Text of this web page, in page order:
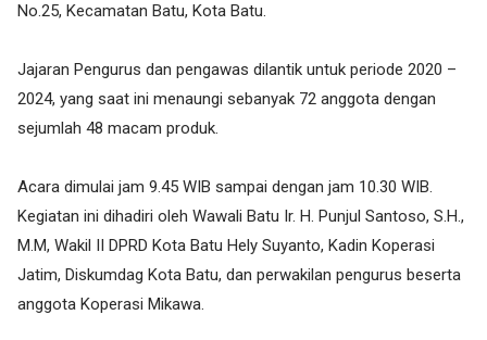
No.25, Kecamatan Batu, Kota Batu.
Jajaran Pengurus dan pengawas dilantik untuk periode 2020 –
2024, yang saat ini menaungi sebanyak 72 anggota dengan
sejumlah 48 macam produk.
Acara dimulai jam 9.45 WIB sampai dengan jam 10.30 WIB.
Kegiatan ini dihadiri oleh Wawali Batu Ir. H. Punjul Santoso, S.H.,
M.M, Wakil II DPRD Kota Batu Hely Suyanto, Kadin Koperasi
Jatim, Diskumdag Kota Batu, dan perwakilan pengurus beserta
anggota Koperasi Mikawa.